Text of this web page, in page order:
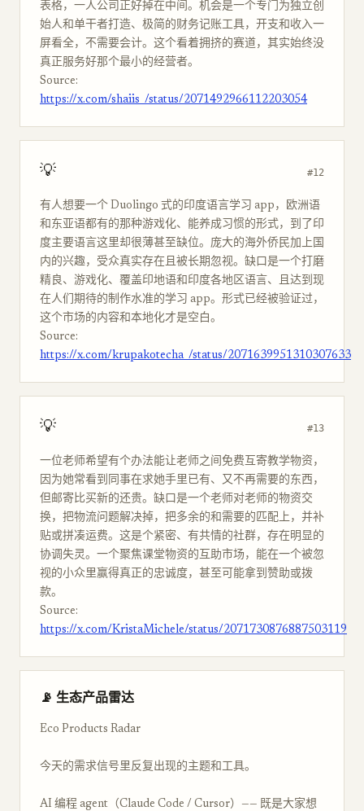
表格，一人公司正好掉在中间。机会是一个专门为独立创
始人和单干者打造、极简的财务记账工具，开支和收入一
屏看全，不需要会计。这个看着拥挤的赛道，其实始终没
真正服务好那个最小的经营者。
Source:
https://x.com/shaiis_/status/2071492966112203054
💡 #12
有人想要一个 Duolingo 式的印度语言学习 app，欧洲语
和东亚语都有的那种游戏化、能养成习惯的形式，到了印
度主要语言这里却很薄甚至缺位。庞大的海外侨民加上国
内的兴趣，受众真实存在且被长期忽视。缺口是一个打磨
精良、游戏化、覆盖印地语和印度各地区语言、且达到现
在人们期待的制作水准的学习 app。形式已经被验证过，
这个市场的内容和本地化才是空白。
Source:
https://x.com/krupakotecha_/status/2071639951310307633
💡 #13
一位老师希望有个办法能让老师之间免费互寄教学物资，
因为她常看到同事在求她手里已有、又不再需要的东西，
但邮寄比买新的还贵。缺口是一个老师对老师的物资交
换，把物流问题解决掉，把多余的和需要的匹配上，并补
贴或拼凑运费。这是个紧密、有共情的社群，存在明显的
协调失灵。一个聚焦课堂物资的互助市场，能在一个被忽
视的小众里赢得真正的忠诚度，甚至可能拿到赞助或拨
款。
Source:
https://x.com/KristaMichele/status/2071730876887503119
📡 生态产品雷达
Eco Products Radar
今天的需求信号里反复出现的主题和工具。
AI 编程 agent（Claude Code / Cursor）—— 既是大家想